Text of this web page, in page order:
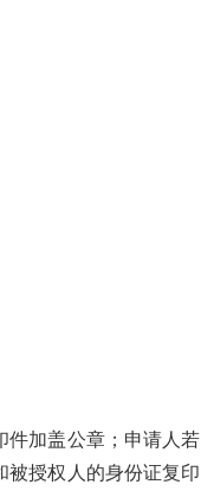
件加盖公章；申请人若
被授权人的身份证复印